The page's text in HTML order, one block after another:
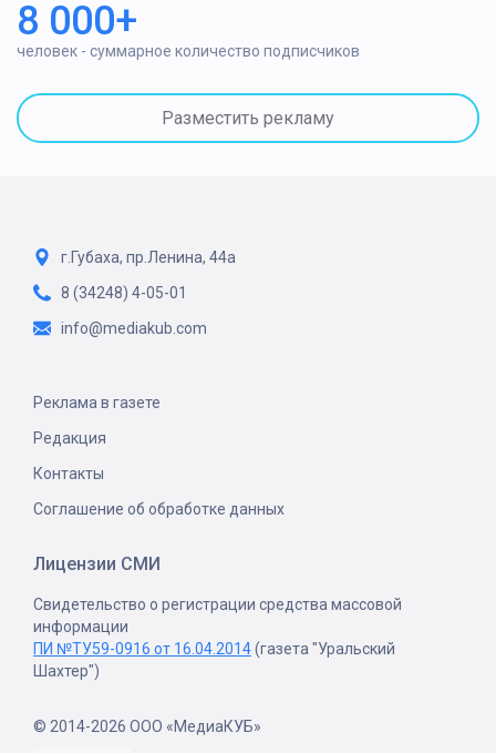
8 000+
человек - суммарное количество подписчиков
Разместить рекламу
г.Губаха, пр.Ленина, 44а
8 (34248) 4-05-01
info@mediakub.com
Реклама в газете
Редакция
Контакты
Соглашение об обработке данных
Лицензии СМИ
Свидетельство о регистрации средства массовой
информации
ПИ №ТУ59-0916 от 16.04.2014(газета "Уральский
Шахтер")
© 2014-2026 ООО «МедиаКУБ»